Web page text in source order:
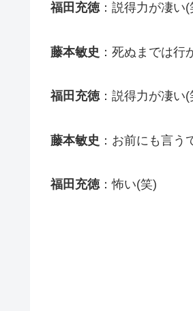
福田充徳：説得力が凄い(
藤本敏史 ：死ぬまでは
福田充徳：説得力が凄い(
藤本敏史 ：お前にも言う
福田充徳：怖い(笑)